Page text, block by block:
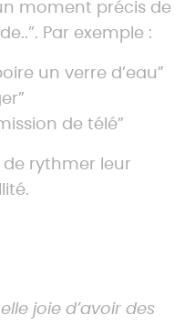
moment précis de
Par exemple :
un verre d’eau”
de télé”
de rythmer leur
joie d’avoir des